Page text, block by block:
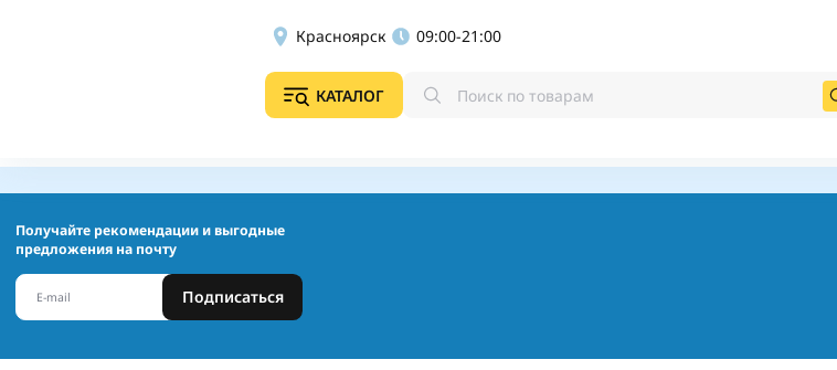
Красноярск 09:00-21:00
КАТАЛОГ
Получайте рекомендации и выгодные
предложения на почту
Подписаться